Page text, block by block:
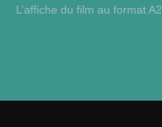
L’affiche du film au format A2